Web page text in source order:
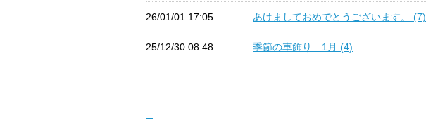
26/01/01 17:05 あけましておめでとうございます。 (7)
25/12/30 08:48 季節の車飾り 1月 (4)